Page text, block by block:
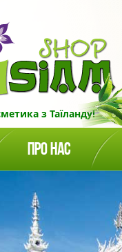
з Таїланду!
ПРО НАС